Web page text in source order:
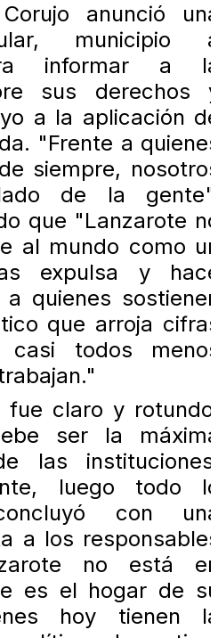
anunció
municipio
informar a
sus derechos
a la aplicación
"Frente a
siempre,
de la
que "Lanzarote
al mundo como
expulsa y
quienes
que arroja
casi todos
fue claro y
ser la
las
luego todo
con
a los
no está
es el hogar de
hoy tienen